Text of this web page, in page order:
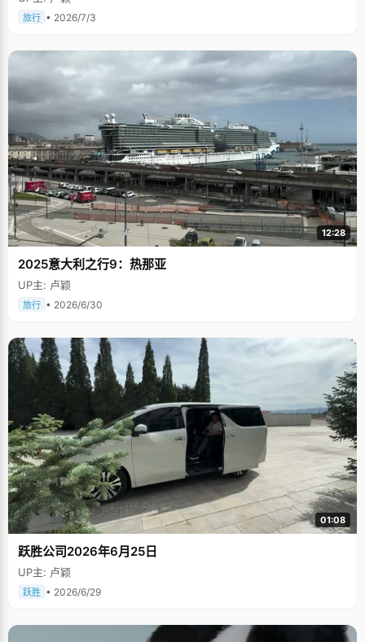
旅行 • 2026/7/3
12:28
2025意大利之行9：热那亚
UP主: 卢颖
旅行 • 2026/6/30
01:08
跃胜公司2026年6月25日
UP主: 卢颖
跃胜 • 2026/6/29